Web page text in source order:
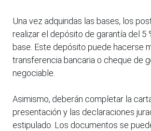
Una vez adquiridas las bases, los
realizar el depósito de garantía del 5
base. Este depósito puede hacerse
transferencia bancaria o cheque de
negociable.
Asimismo, deberán completar la
presentación y las declaraciones
estipulado. Los documentos se